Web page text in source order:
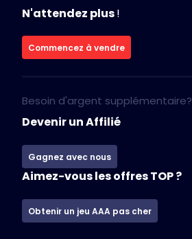
N'attendez plus!
Commencez à vendre
Besoin d'argent supplémentaire?
Devenir un Affilié
Gagnez avec nous
Aimez-vous les offres TOP ?
Obtenir un jeu AAA pas cher